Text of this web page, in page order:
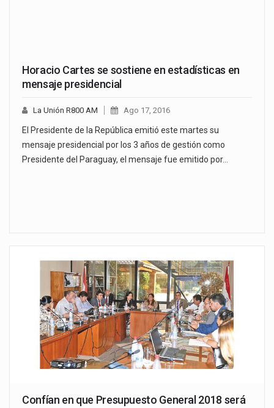
Horacio Cartes se sostiene en estadísticas en
mensaje presidencial
La Unión R800 AM Ago 17, 2016
El Presidente de la República emitió este martes su
mensaje presidencial por los 3 años de gestión como
Presidente del Paraguay, el mensaje fue emitido por…
Confían en que Presupuesto General 2018 será